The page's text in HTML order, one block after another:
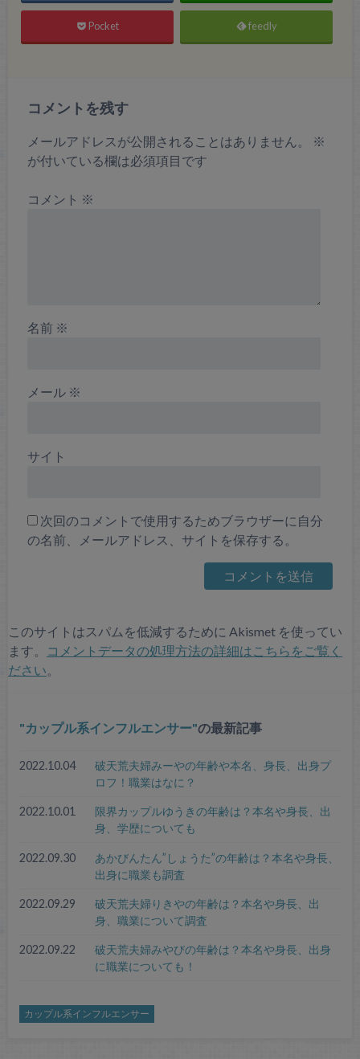
Pocket feedly
コメントを残す
メールアドレスが公開されることはありません。
※
が付いている欄は必須項目です
コメント ※
名前 ※
メール ※
サイト
次回のコメントで使用するためブラウザーに自分
の名前、メールアドレス、サイトを保存する。
このサイトはスパムを低減するために Akismet を使ってい
ます。
コメントデータの処理方法の詳細はこちらをご覧く
ださい。
カップル系インフルエンサー の最新記事
2022.10.04
破天荒夫婦みーやの年齢や本名、身長、出身プ
ロフ！職業はなに？
2022.10.01
限界カップルゆうきの年齢は？本名や身長、出
身、学歴についても
2022.09.30
あかびんたん”しょうた”の年齢は？本名や身長、
出身に職業も調査
2022.09.29
破天荒夫婦りきやの年齢は？本名や身長、出
身、職業について調査
2022.09.22
破天荒夫婦みやびの年齢は？本名や身長、出身
に職業についても！
カップル系インフルエンサー